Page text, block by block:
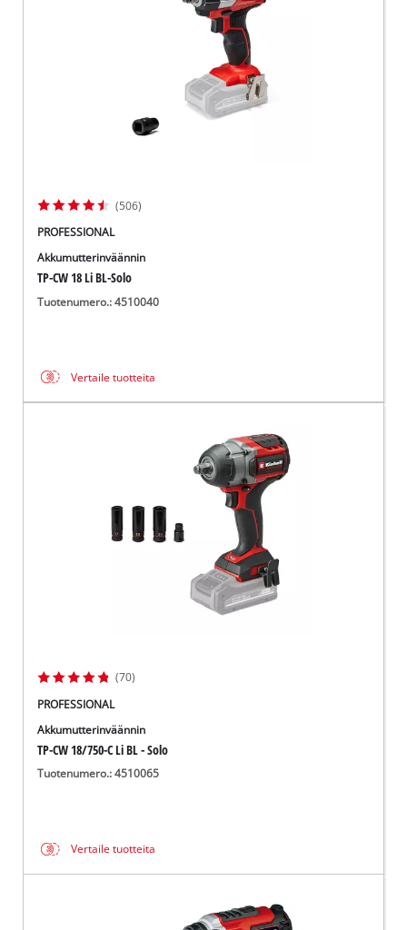
(506)
PROFESSIONAL
Akkumutterinväännin
TP-CW 18 Li BL-Solo
Tuotenumero.: 4510040
Vertaile tuotteita
(70)
PROFESSIONAL
Akkumutterinväännin
TP-CW 18/750-C Li BL - Solo
Tuotenumero.: 4510065
Vertaile tuotteita